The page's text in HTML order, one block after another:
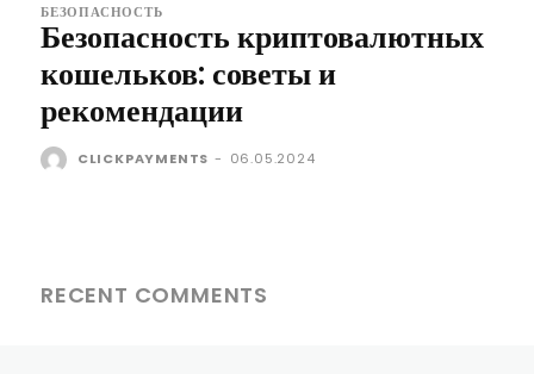
БЕЗОПАСНОСТЬ
Безопасность криптовалютных
кошельков: советы и
рекомендации
CLICKPAYMENTS - 06.05.2024
RECENT COMMENTS